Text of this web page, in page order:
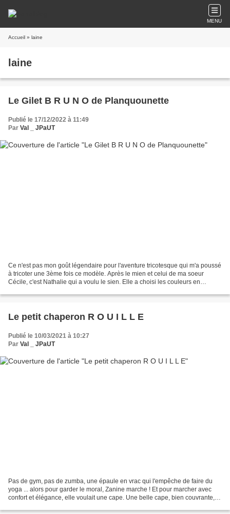
MENU
Accueil » laine
laine
Le Gilet B R U N O de Planquounette
Publié le 17/12/2022 à 11:49
Par Val _ JPaUT
Ce n'est pas mon goût légendaire pour l'aventure tricotesque qui m'a poussé
à tricoter une 3ème fois ce modèle. Après le mien et celui de ma soeur
Cécile, c'est Nathalie qui a voulu le sien. Elle a choisi les couleurs en
Le petit chaperon R O U I L L E
Publié le 10/03/2021 à 10:27
Par Val _ JPaUT
Pas de gym, pas de zumba, une épaule en vrac qui l'empêche de faire du
yoga ... alors pour garder le moral, Zanine marche ! Et pour marcher avec
confort et élégance, elle voulait une cape. Une belle cape, bien couvrante, et